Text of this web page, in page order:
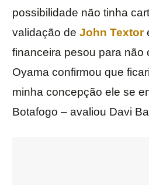
possibilidade não tinha
validação de John Textor
financeira pesou para não
Oyama confirmou que
minha concepção ele se
Botafogo – avaliou Davi